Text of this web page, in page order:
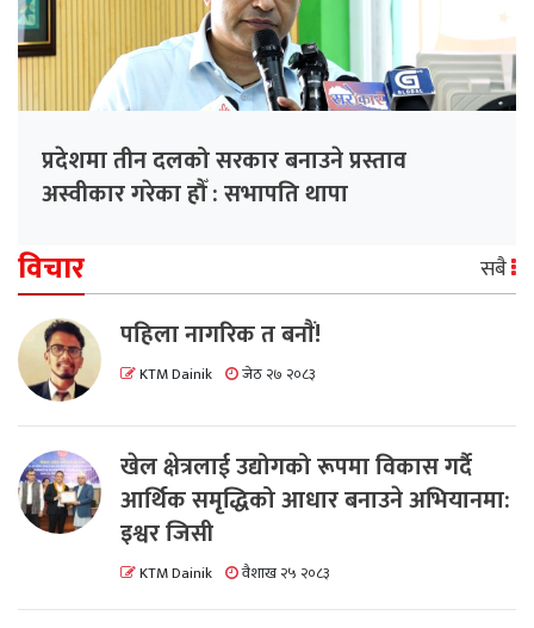
प्रदेशमा तीन दलको सरकार बनाउने प्रस्ताव
अस्वीकार गरेका हौँ : सभापति थापा
विचार सबै
पहिला नागरिक त बनाैं!
KTM Dainik जेठ २७ २०८३
खेल क्षेत्रलाई उद्योगको रूपमा विकास गर्दै
आर्थिक समृद्धिको आधार बनाउने अभियानमा:
इश्वर जिसी
KTM Dainik वैशाख २५ २०८३